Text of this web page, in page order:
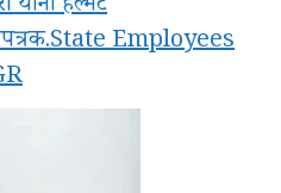
Employees